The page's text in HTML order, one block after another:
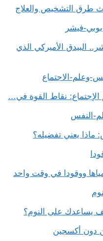
طرق التشخيص والعلاج
البيدق الأميركي الذي
نقاط القوة في…
ماذا يعني تفضيله؟
ووقودا في وقت واحد
يساعدك على النوم؟